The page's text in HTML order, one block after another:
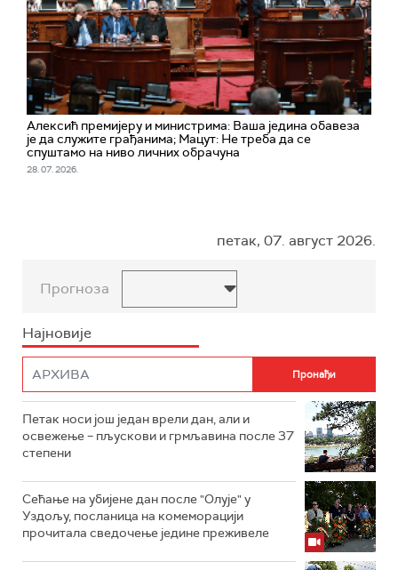
Алексић премијеру и министрима: Ваша једина обавеза
је да служите грађанима; Мацут: Не треба да се
спуштамо на ниво личних обрачуна
28. 07. 2026.
петак, 07. август 2026.
Прогноза
Најновије
Петак носи још један врели дан, али и
освежење – пљускови и грмљавина после 37
степени
Сећање на убијене дан после "Олује" у
Уздољу, посланица на комеморацији
прочитала сведочење једине преживеле